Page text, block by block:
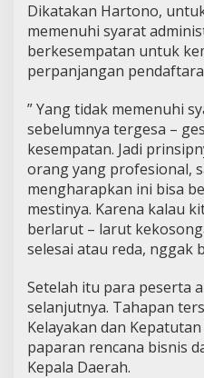
Dikatakan Hartono,
memenuhi syarat
berkesempatan untuk
perpanjangan
” Yang tidak memenuhi
sebelumnya tergesa –
kesempatan. Jadi
orang yang profesional,
mengharapkan ini bisa
mestinya. Karena kalau
berlarut – larut
selesai atau reda, nggak
Setelah itu para peserta
selanjutnya. Tahapan
Kelayakan dan
paparan rencana bisnis
Kepala Daerah.